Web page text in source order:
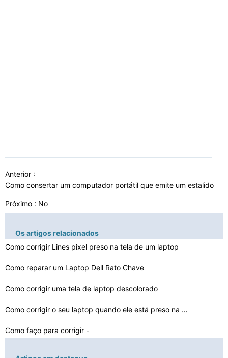
Anterior :
Como consertar um computador portátil que emite um estalido
Próximo : No
Os artigos relacionados
Como corrigir Lines pixel preso na tela de um laptop
Como reparar um Laptop Dell Rato Chave
Como corrigir uma tela de laptop descolorado
Como corrigir o seu laptop quando ele está preso na Ca…
Como faço para corrigir -